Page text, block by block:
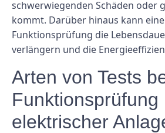
schwerwiegenden Schäden oder
kommt. Darüber hinaus kann
Funktionsprüfung die
verlängern und die
Arten von Tests
Funktionsprüfung
elektrischer